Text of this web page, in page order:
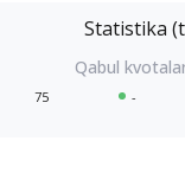
Statistika
75 -